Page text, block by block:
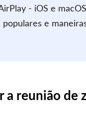
- iOS e macOS
populares e
a reunião de